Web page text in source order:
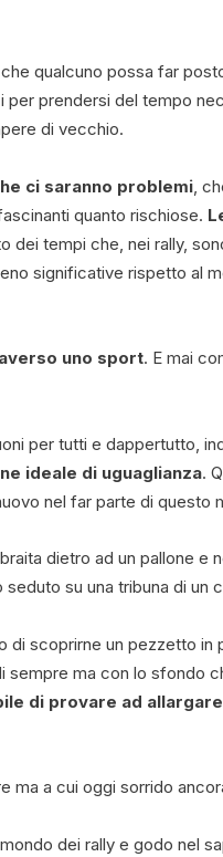
qualcuno possa far
per prendersi del tempo
di vecchio.
ci saranno problemi,
quanto rischiose.
tempi che, nei rally,
significative rispetto al
uno sport. E mai
per tutti e dappertutto,
ideale di uguaglianza.
nel far parte di questo
dietro ad un pallone e
su una tribuna di un
di scoprirne un pezzetto in
ma con lo sfondo
di provare ad
ma a cui oggi sorrido
dei rally e godo nel